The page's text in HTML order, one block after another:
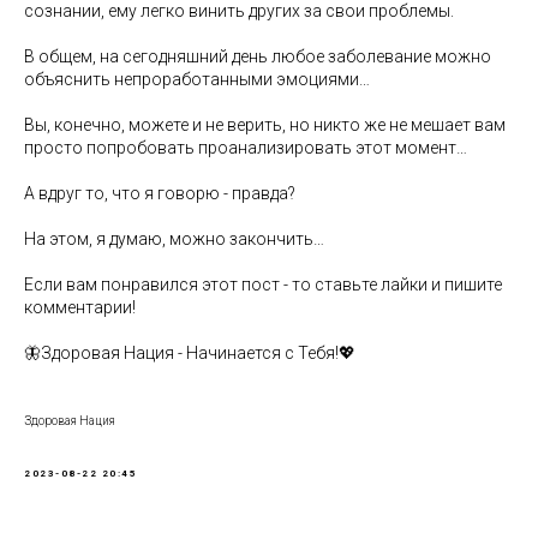
сознании, ему легко винить других за свои проблемы.
В общем, на сегодняшний день любое заболевание можно
объяснить непроработанными эмоциями…
Вы, конечно, можете и не верить, но никто же не мешает вам
просто попробовать проанализировать этот момент…
А вдруг то, что я говорю - правда?
На этом, я думаю, можно закончить…
Если вам понравился этот пост - то ставьте лайки и пишите
комментарии!
🦋Здоровая Нация - Начинается с Тебя!💖
Здоровая Нация
2023-08-22 20:45